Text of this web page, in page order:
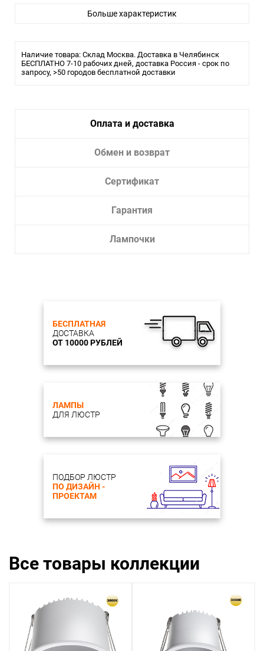
Трековый светильник для низковольтного
Больше характеристик
Наличие товара: Склад Москва. Доставка в Челябинск
БЕСПЛАТНО 7-10 рабочих дней, доставка Россия - срок по
запросу, >50 городов бесплатной доставки
Оплата и доставка
Обмен и возврат
Сертификат
Гарантия
Лампочки
БЕСПЛАТНАЯ
ДОСТАВКА
ОТ 10000 РУБЛЕЙ
ЛАМПЫ
ДЛЯ ЛЮСТР
ПОДБОР ЛЮСТР
ПО ДИЗАЙН -
ПРОЕКТАМ
Все товары коллекции